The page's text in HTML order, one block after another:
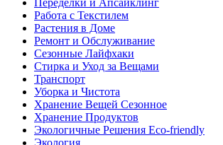
Работа с Текстилем
Растения в Доме
Ремонт и Обслуживание
Сезонные Лайфхаки
Стирка и Уход за Вещами
Транспорт
Уборка и Чистота
Хранение Вещей Сезонное
Хранение Продуктов
Экологичные Решения Eco-friendly
Экология